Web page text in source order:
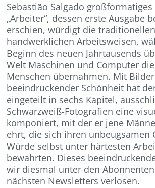
Sebastião Salgado großformatiges
„Arbeiter“, dessen erste Ausgabe
erschien,würdigt die traditionellen
handwerklichen Arbeitsweisen,
Beginn des neuen Jahrtausends
Welt Maschinen und Computer
Menschen übernahmen. Mit
beeindruckender Schönheit hat
eingeteilt in sechs Kapitel,
Schwarzweiß-Fotografien eine
komponiert, mit der er jene
ehrt, die sich ihren unbeugsamen
Würde selbst unter härtesten
bewahrten. Dieses
wir diesmal unter den
nächsten Newsletters verlosen.